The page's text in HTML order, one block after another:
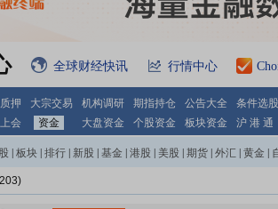
全球财经快讯 行情中心
押 大宗交易 机构调研 期指持仓 公告大全 条件选股
会 资金 大盘资金 个股资金 板块资金 沪 港 通
板块 排行 新股 基金 港股 美股 期货 外汇 黄金